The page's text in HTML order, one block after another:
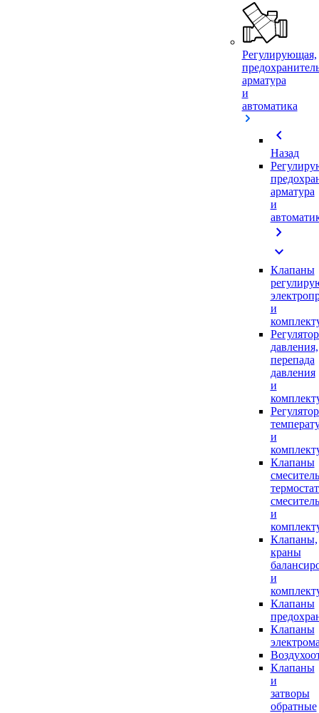
Регулирующая,
арматура
и
автоматика
chevron_left
Назад
арматура
и
chevron_right
expand_more
Клапаны
и
давления,
перепада
давления
и
и
Клапаны
и
Клапаны,
краны
и
Клапаны
Клапаны
Клапаны
и
затворы
обратные